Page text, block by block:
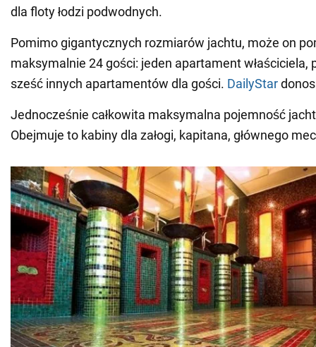
dla floty łodzi podwodnych.
Pomimo gigantycznych rozmiarów jachtu, może on
maksymalnie 24 gości: jeden apartament właściciela,
sześć innych apartamentów dla gości. DailyStar
Jednocześnie całkowita maksymalna pojemność
Obejmuje to kabiny dla załogi, kapitana, głównego